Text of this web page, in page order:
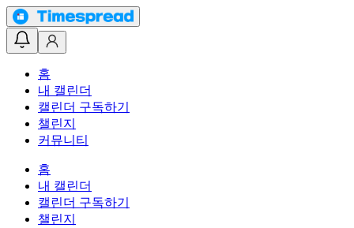
홈
내 캘린더
캘린더 구독하기
챌린지
커뮤니티
홈
내 캘린더
캘린더 구독하기
챌린지